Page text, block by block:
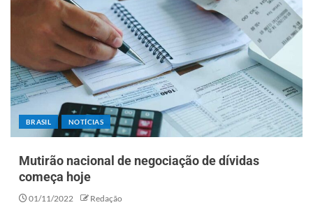
BRASIL NOTÍCIAS
Mutirão nacional de negociação de dívidas
começa hoje
01/11/2022 Redação